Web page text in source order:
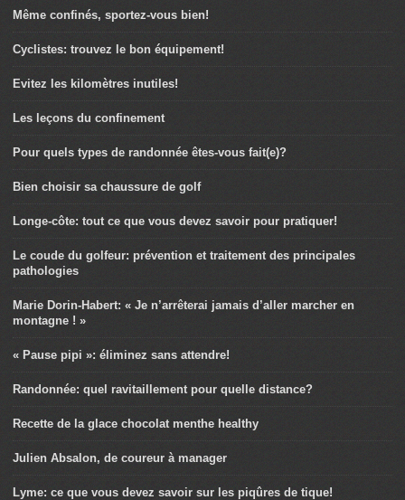
Même confinés, sportez-vous bien!
Cyclistes: trouvez le bon équipement!
Evitez les kilomètres inutiles!
Les leçons du confinement
Pour quels types de randonnée êtes-vous fait(e)?
Bien choisir sa chaussure de golf
Longe-côte: tout ce que vous devez savoir pour pratiquer!
Le coude du golfeur: prévention et traitement des principales
pathologies
Marie Dorin-Habert: « Je n’arrêterai jamais d’aller marcher en
montagne ! »
« Pause pipi »: éliminez sans attendre!
Randonnée: quel ravitaillement pour quelle distance?
Recette de la glace chocolat menthe healthy
Julien Absalon, de coureur à manager
Lyme: ce que vous devez savoir sur les piqûres de tique!